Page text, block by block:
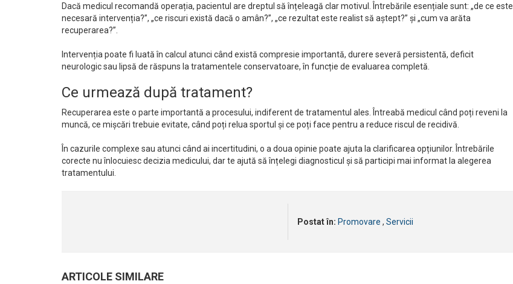
Dacă medicul recomandă operația, pacientul are dreptul să înțeleagă clar motivul. Întrebările esențiale sunt: „de ce este
necesară intervenția?”, „ce riscuri există dacă o amân?”, „ce rezultat este realist să aștept?” și „cum va arăta
recuperarea?”.
Intervenția poate fi luată în calcul atunci când există compresie importantă, durere severă persistentă, deficit
neurologic sau lipsă de răspuns la tratamentele conservatoare, în funcție de evaluarea completă.
Ce urmează după tratament?
Recuperarea este o parte importantă a procesului, indiferent de tratamentul ales. Întreabă medicul când poți reveni la
muncă, ce mișcări trebuie evitate, când poți relua sportul și ce poți face pentru a reduce riscul de recidivă.
În cazurile complexe sau atunci când ai incertitudini, o a doua opinie poate ajuta la clarificarea opțiunilor. Întrebările
corecte nu înlocuiesc decizia medicului, dar te ajută să înțelegi diagnosticul și să participi mai informat la alegerea
tratamentului.
Postat în: Promovare , Servicii
ARTICOLE SIMILARE